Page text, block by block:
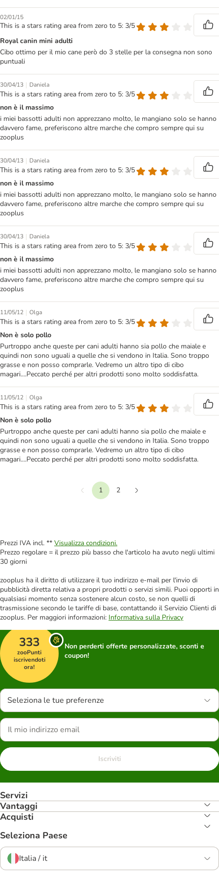
02/01/15
This is a stars rating area from zero to 5: 3/5
Royal canin mini adulti
Cibo ottimo per il mio cane però do 3 stelle per la consegna non sono
puntuali
30/04/13 | Daniela
This is a stars rating area from zero to 5: 3/5
non è il massimo
i miei bassotti adulti non apprezzano molto, le mangiano solo se hanno
davvero fame, preferiscono altre marche che compro sempre qui su
zooplus
30/04/13 | Daniela
This is a stars rating area from zero to 5: 3/5
non è il massimo
i miei bassotti adulti non apprezzano molto, le mangiano solo se hanno
davvero fame, preferiscono altre marche che compro sempre qui su
zooplus
30/04/13 | Daniela
This is a stars rating area from zero to 5: 3/5
non è il massimo
i miei bassotti adulti non apprezzano molto, le mangiano solo se hanno
davvero fame, preferiscono altre marche che compro sempre qui su
zooplus
11/05/12 | Olga
This is a stars rating area from zero to 5: 3/5
Non è solo pollo
Purtroppo anche queste per cani adulti hanno sia pollo che maiale e
quindi non sono uguali a quelle che si vendono in Italia. Sono troppo
grasse e non posso comprarle. Vedremo un altro tipo di cibo
magari....Peccato perché per altri prodotti sono molto soddisfatta.
11/05/12 | Olga
This is a stars rating area from zero to 5: 3/5
Non è solo pollo
Purtroppo anche queste per cani adulti hanno sia pollo che maiale e
quindi non sono uguali a quelle che si vendono in Italia. Sono troppo
grasse e non posso comprarle. Vedremo un altro tipo di cibo
magari....Peccato perché per altri prodotti sono molto soddisfatta.
Precedente
1
2
Prezzi IVA incl. ** Visualizza condizioni.
Prezzo regolare = il prezzo più basso che l'articolo ha avuto negli ultimi
30 giorni
zooplus ha il diritto di utilizzare il tuo indirizzo e-mail per l'invio di
pubblicità diretta relativa a propri prodotti o servizi simili. Puoi opporti in
qualsiasi momento senza sostenere alcun costo, se non quelli di
trasmissione secondo le tariffe di base, contattando il Servizio Clienti di
zooplus. Per maggiori informazioni: Informativa sulla Privacy
333
zooPunti
iscrivendoti
ora!
Non perderti offerte personalizzate, sconti e
coupon!
Seleziona le tue preferenze
Iscriviti
Servizi
Vantaggi
Acquisti
Seleziona Paese
Italia / it